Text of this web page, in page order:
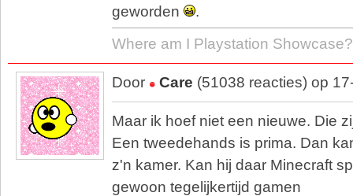
geworden
.
Where am I Playstation
Door Care (51038 reacties) op
Maar ik hoef niet een nieuwe. Die
Een tweedehands is prima. Dan
z'n kamer. Kan hij daar Minecraft
gewoon tegelijkertijd gamen